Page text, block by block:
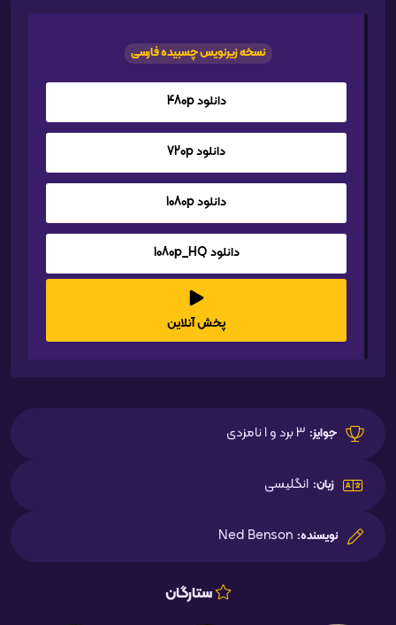
نسخه زیرنویس چسبیده فارسی
دانلود 480p
دانلود 720p
دانلود 1080p
دانلود 1080p_HQ
پخش آنلاین
جوایز: 3 برد و 1 نامزدی
زبان: انگلیسی
نویسنده: Ned Benson
ستارگان